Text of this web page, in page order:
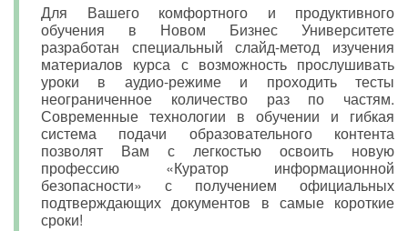
Для Вашего комфортного и продуктивного
обучения в Новом Бизнес Университете
разработан специальный слайд-метод изучения
материалов курса с возможность прослушивать
уроки в аудио-режиме и проходить тесты
неограниченное количество раз по частям.
Современные технологии в обучении и гибкая
система подачи образовательного контента
позволят Вам с легкостью освоить новую
профессию «Куратор информационной
безопасности» с получением официальных
подтверждающих документов в самые короткие
сроки!